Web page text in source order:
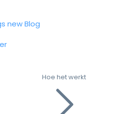
newBlog
Hoe het werkt